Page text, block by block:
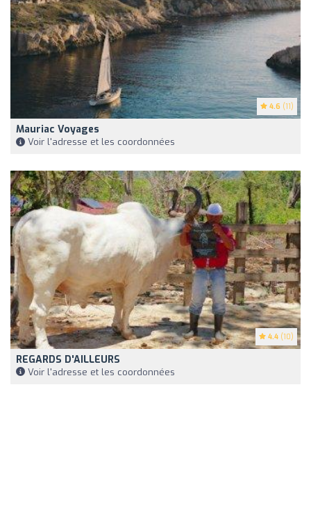
4.6 (11)
Mauriac Voyages
Voir l'adresse et les coordonnées
4.4 (10)
REGARDS D'AILLEURS
Voir l'adresse et les coordonnées